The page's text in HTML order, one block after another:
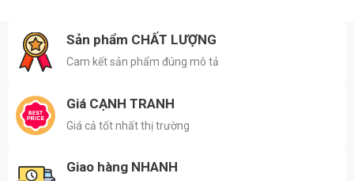
Sản phẩm CHẤT LƯỢNG
Cam kết sản phẩm đúng mô tả
Giá CẠNH TRANH
Giá cả tốt nhất thị trường
Giao hàng NHANH